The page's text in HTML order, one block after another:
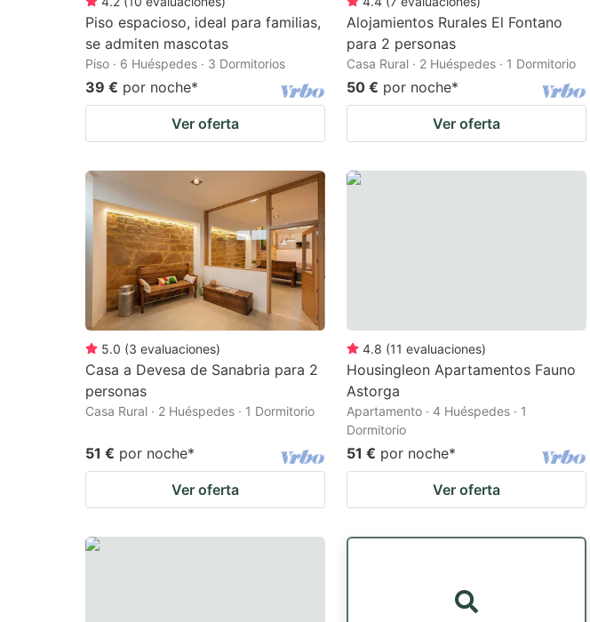
Piso espacioso, ideal para familias,
se admiten mascotas
Piso · 6 Huéspedes · 3 Dormitorios
39 € por noche*
Ver oferta
Alojamientos Rurales El Fontano
para 2 personas
Casa Rural · 2 Huéspedes · 1 Dormitorio
50 € por noche*
Ver oferta
5.0 (3 evaluaciones)
Casa a Devesa de Sanabria para 2
personas
Casa Rural · 2 Huéspedes · 1 Dormitorio
51 € por noche*
Ver oferta
4.8 (11 evaluaciones)
Housingleon Apartamentos Fauno
Astorga
Apartamento · 4 Huéspedes · 1
Dormitorio
51 € por noche*
Ver oferta